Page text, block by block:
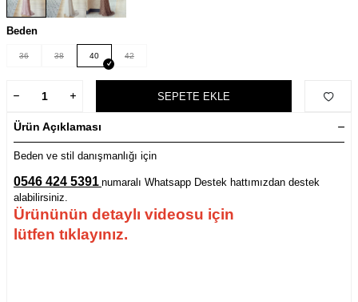
Beden
36 38 40 42
SEPETE EKLE
Ürün Açıklaması
Beden ve stil danışmanlığı için
0546 424 5391 numaralı Whatsapp Destek hattımızdan destek
alabilirsiniz.
Ürününün detaylı videosu için
lütfen tıklayınız.